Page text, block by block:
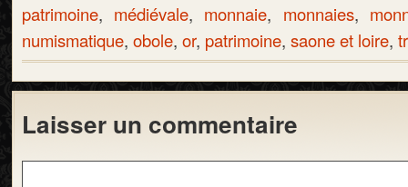
patrimoine, médiévale, monnaie, monnaies,
numismatique, obole, or, patrimoine, saone et loire,
Laisser un commentaire